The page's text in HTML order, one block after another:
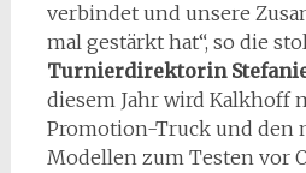
verbindet und unsere
mal gestärkt hat“, so die
Turnierdirektorin
diesem Jahr wird Kalkhoff
Promotion-Truck und den
Modellen zum Testen vor